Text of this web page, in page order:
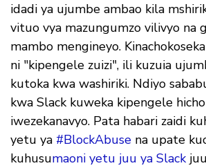
idadi ya ujumbe ambao kila
vituo vya mazungumzo vilivyo na
mambo mengineyo.
ni "kipengele zuizi", ili kuzuia
kutoka kwa washiriki. Ndiyo
kwa Slack kuweka kipengele
iwezekanavyo. Pata habari zaidi
yetu ya #BlockAbuse na upate
kuhusumaoni yetu juu ya Slack